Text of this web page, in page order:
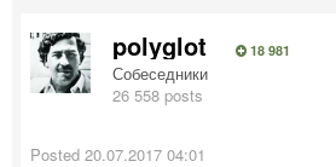
polyglot 18 981
Собеседники
26 558 posts
Posted 20.07.2017 04:01